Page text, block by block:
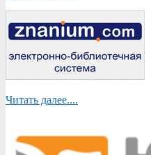
Читать далее....